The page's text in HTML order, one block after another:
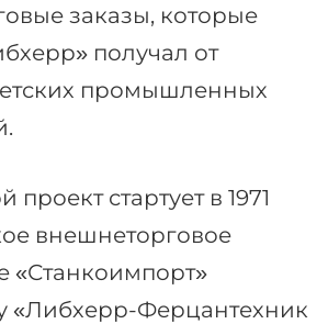
заказы, которые
получал от
промышленных
стартует в 1971
внешнеторговое
«Станкоимпорт»
«Либхерр-Ферцантехник